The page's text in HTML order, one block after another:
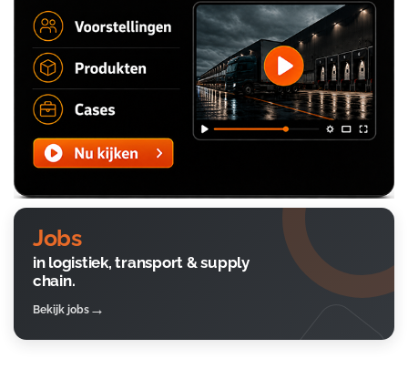
Jobs
in logistiek, transport & supply
chain.
Bekijk jobs